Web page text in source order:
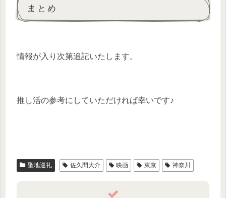
まとめ
情報が入り次第追記いたします。
推し活の参考にしていただければ幸いです♪
聖地巡礼 佐久間大介 映画 東京 神奈川